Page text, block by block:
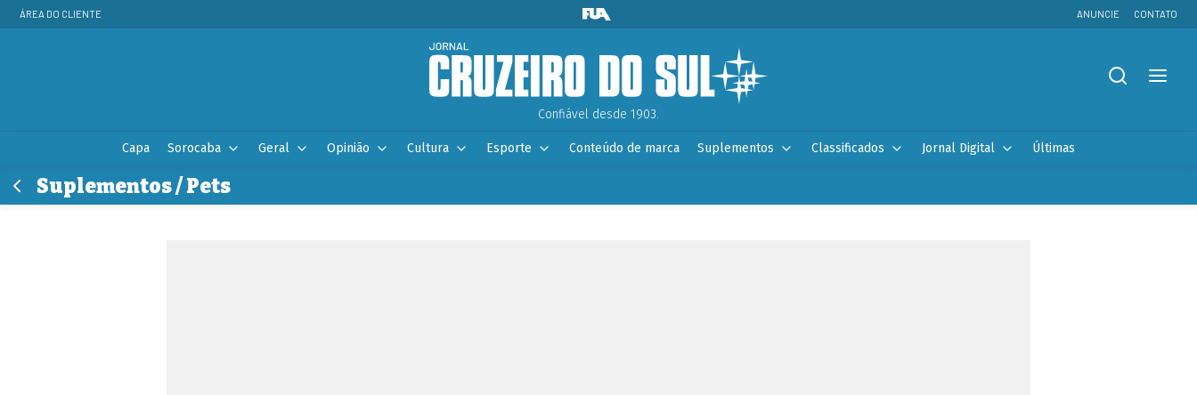
ÁREA DO CLIENTE ANUNCIE CONTATO
Confiável desde 1903.
Capa Sorocaba Geral Opinião Cultura Esporte Conteúdo de marca Suplementos Classificados Jornal Digital Últimas
Suplementos / Pets